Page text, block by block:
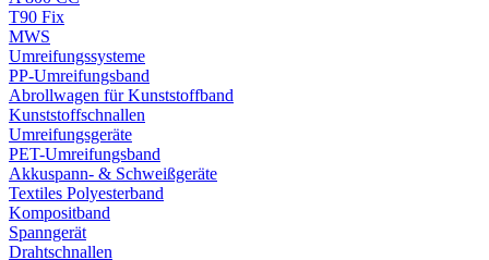
T90 Fix
MWS
Umreifungssysteme
PP-Umreifungsband
Abrollwagen für Kunststoffband
Kunststoffschnallen
Umreifungsgeräte
PET-Umreifungsband
Akkuspann- & Schweißgeräte
Textiles Polyesterband
Kompositband
Spanngerät
Drahtschnallen